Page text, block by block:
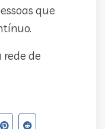
que
rede de